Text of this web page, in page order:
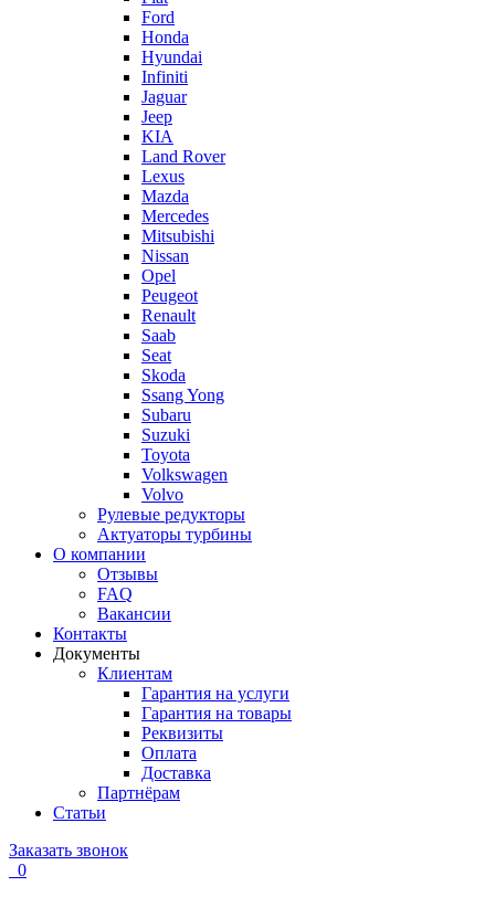
Ford
Honda
Hyundai
Infiniti
Jaguar
Jeep
KIA
Land Rover
Lexus
Mazda
Mercedes
Mitsubishi
Nissan
Opel
Peugeot
Renault
Saab
Seat
Skoda
Ssang Yong
Subaru
Suzuki
Toyota
Volkswagen
Volvo
Рулевые редукторы
Актуаторы турбины
О компании
Отзывы
FAQ
Вакансии
Контакты
Документы
Клиентам
Гарантия на услуги
Гарантия на товары
Реквизиты
Оплата
Доставка
Партнёрам
Статьи
Заказать звонок
0